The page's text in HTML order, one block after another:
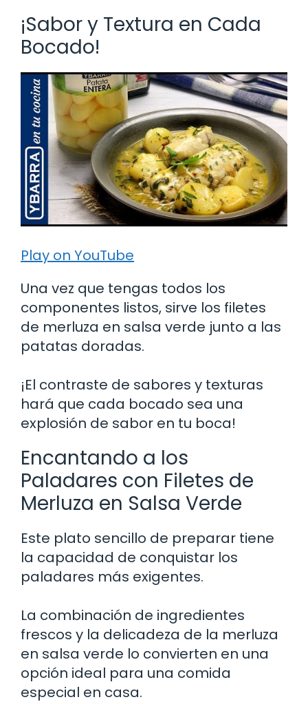
¡Sabor y Textura en Cada
Bocado!
Play on YouTube
Una vez que tengas todos los
componentes listos, sirve los filetes
de merluza en salsa verde junto a las
patatas doradas.
¡El contraste de sabores y texturas
hará que cada bocado sea una
explosión de sabor en tu boca!
Encantando a los
Paladares con Filetes de
Merluza en Salsa Verde
Este plato sencillo de preparar tiene
la capacidad de conquistar los
paladares más exigentes.
La combinación de ingredientes
frescos y la delicadeza de la merluza
en salsa verde lo convierten en una
opción ideal para una comida
especial en casa.